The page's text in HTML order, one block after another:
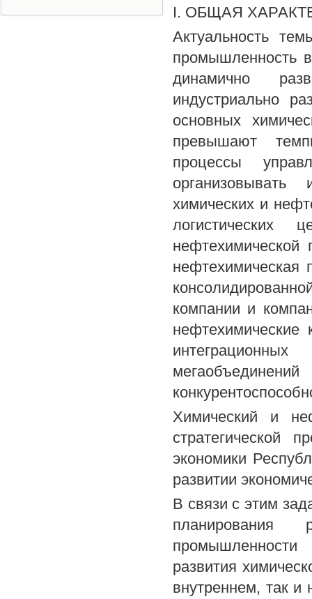
I. ОБЩАЯ
Актуальность
промышленность
динамично
индустриально
основных
превышают
процессы
организовывать
химических и
компании и
нефтехимические
Химический и
стратегической
экономики
развитии
В связи с этим
планирования
промышленности
развития
внутреннем, так и